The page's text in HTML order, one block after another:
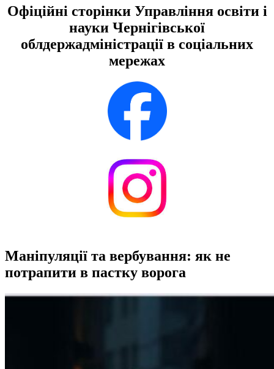
Офіційні сторінки Управління освіти і
науки Чернігівської
облдержадміністрації в соціальних
мережах
Маніпуляції та вербування: як не
потрапити в пастку ворога